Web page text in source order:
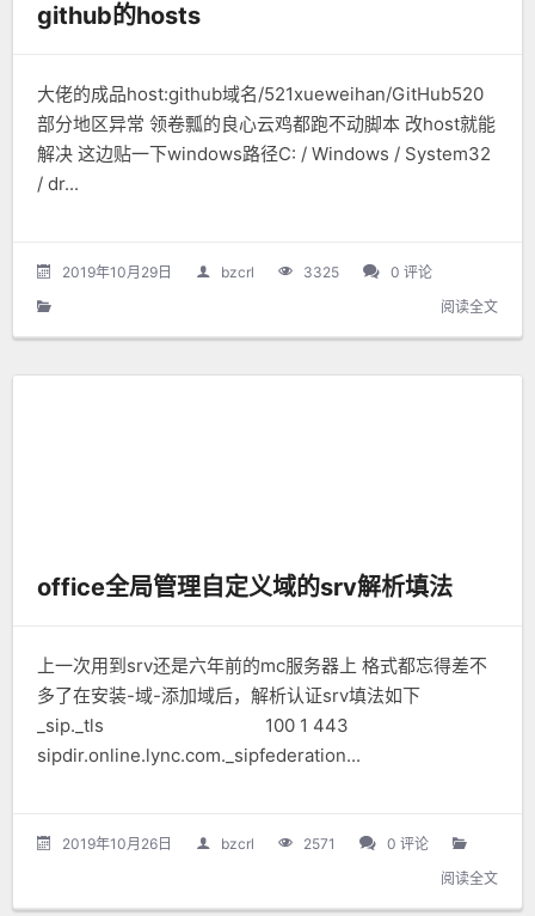
github的hosts
大佬的成品host:github域名/521xueweihan/GitHub520
部分地区异常 领卷瓢的良心云鸡都跑不动脚本 改host就能
解决 这边贴一下windows路径C: / Windows / System32
/ dr...
2019年10月29日 bzcrl 3325
0 评论
阅读全文
office全局管理自定义域的srv解析填法
上一次用到srv还是六年前的mc服务器上 格式都忘得差不
多了在安装-域-添加域后，解析认证srv填法如下
_sip._tls 100 1 443
sipdir.online.lync.com._sipfederation...
2019年10月26日 bzcrl 2571
0 评论
阅读全文